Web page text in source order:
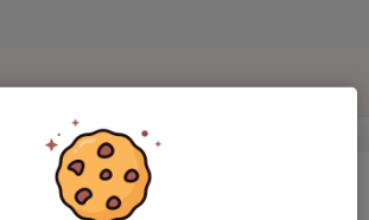
v.51